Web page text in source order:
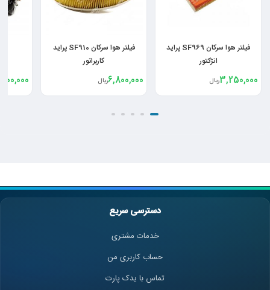
کاربراتور
6,800,000
استارت عظام پراید
74,000,000
دسترسی سریع
خدمات مشتری
حساب کاربری من
تماس با یدک پارت